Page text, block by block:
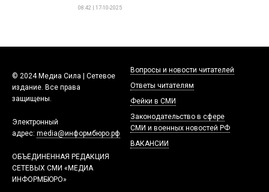
08:42 | 17-10-2025
© 2024 Медиа Сила | Сетевое
издание. Все права
защищены.
Электронный
адрес: media@информбюро.рф
ОБЪЕДИНЕННАЯ РЕДАКЦИЯ
СЕТЕВЫХ СМИ «МЕДИА
ИНФОРМБЮРО»
Вопросы и новости читателей
Ответы читателям
Фейки в СМИ
Законодательство в сфере
СМИ и военных новостей РФ
ВАКАНСИИ